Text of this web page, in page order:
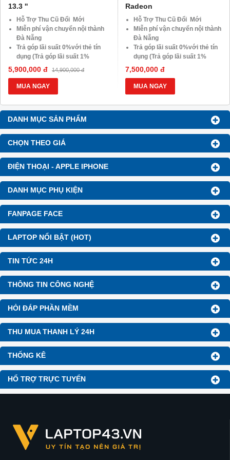
DANH MỤC SẢN PHẨM
CHỌN THEO GIÁ
ĐIỆN THOẠI - APPLE IPHONE
DANH MỤC PHỤ KIỆN
FANPAGE FACE
LAPTOP NỔI BẬT (HOT)
TIN TỨC 24H
THÔNG TIN CÔNG NGHỆ
HỎI ĐÁP PHẦN MỀM
THU MUA THANH LÝ 24H
THỐNG KÊ
HỔ TRỢ TRỰC TUYẾN
13.3 ''
Hỗ Trợ Thu Cũ Đổi Mới
Miễn phí vận chuyển nội thành
Đà Nẵng
Trả góp lãi suất 0%với thẻ tín
dụng (Trả góp lãi suất 1%
HDsaison - chỉ cần CMND
BLX hoặc hộ khẩu gốc )
Giảm 20%khi nâng cấp Ram-
SSD
khách hàng ở xa, HSSV . Săn
10.000 Voucher Giảm
Giá 500.000đ
5,900,000 đ 14,900,000 đ
MUA NGAY
Radeon
Hỗ Trợ Thu Cũ Đổi Mới
Miễn phí vận chuyển nội thành
Đà Nẵng
Trả góp lãi suất 0%với thẻ tín
dụng (Trả góp lãi suất 1%
HDsaison - chỉ cần CMND
BLX hoặc hộ khẩu gốc )
Giảm 20%khi nâng cấp Ram-
SSD
khách hàng ở xa, HSSV . Săn
Giá 500.000đ
7,500,000 đ
MUA NGAY